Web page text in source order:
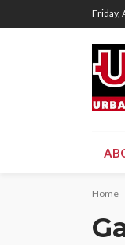
Friday,
Home